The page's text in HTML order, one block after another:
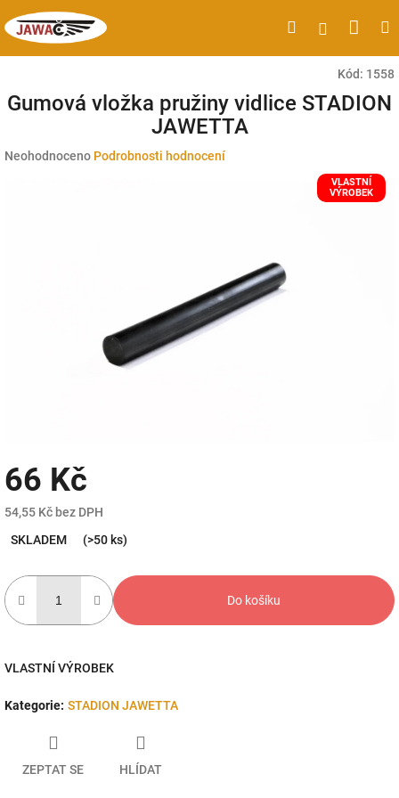
na
obsah
HledatPřihlášení
Kód: 1558
Gumová vložka pružiny vidlice STADION
JAWETTA
Průměrné
Neohodnoceno Podrobnosti hodnocení
VLASTNÍ
VÝROBEK
66 Kč
54,55 Kč bez DPH
cena:
SKLADEM (>50 ks)
Do košíku
VLASTNÍ VÝROBEK
Kategorie: STADION JAWETTA
ZEPTAT SE HLÍDAT